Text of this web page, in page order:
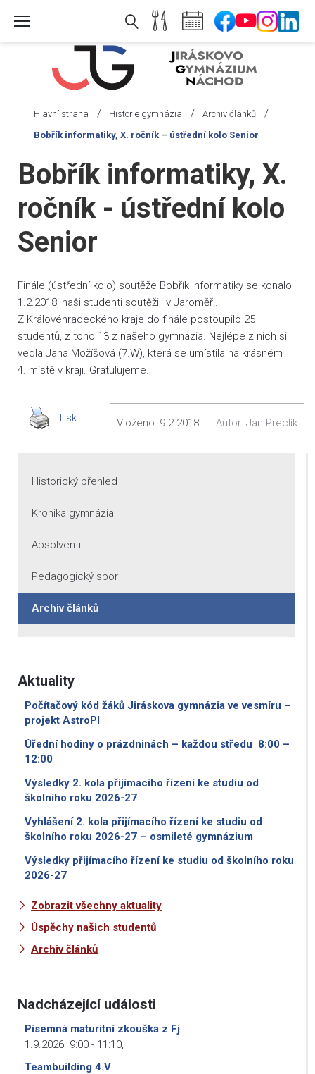
Hlavní strana / Historie gymnázia / Archiv článků /
Bobřík informatiky, X. ročník – ústřední kolo Senior
Bobřík informatiky, X.
ročník - ústřední kolo
Senior
Finále (ústřední kolo) soutěže Bobřík informatiky se konalo
1.2.2018, naši studenti soutěžili v Jaroměři.
Z Královéhradeckého kraje do finále postoupilo 25
studentů, z toho 13 z našeho gymnázia. Nejlépe z nich si
vedla Jana Možíšová (7.W), která se umístila na krásném
4. místě v kraji. Gratulujeme.
Tisk Vloženo: 9.2.2018 Autor: Jan Preclík
Historický přehled
Kronika gymnázia
Absolventi
Pedagogický sbor
Archiv článků
Aktuality
Počítačový kód žáků Jiráskova gymnázia ve vesmíru –
projekt AstroPI
Úřední hodiny o prázdninách – každou středu 8:00 –
12:00
Výsledky 2. kola přijímacího řízení ke studiu od
školního roku 2026-27
Vyhlášení 2. kola přijímacího řízení ke studiu od
školního roku 2026-27 – osmileté gymnázium
Výsledky přijímacího řízení ke studiu od školního roku
2026-27
Zobrazit všechny aktuality
Úspěchy našich studentů
Archiv článků
Nadcházející události
Písemná maturitní zkouška z Fj
1.9.2026 9:00 - 11:10,
Teambuilding 4.V